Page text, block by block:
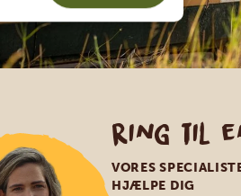
Ring til
VORES
HJÆLPE DIG